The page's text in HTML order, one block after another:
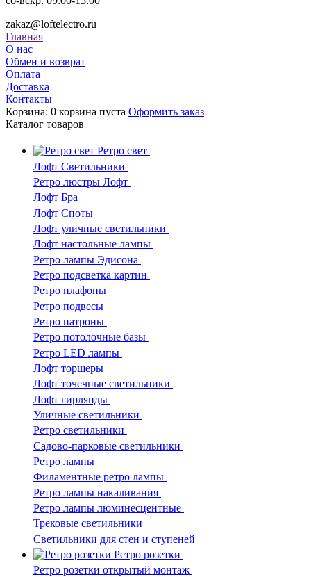
zakaz@loftelectro.ru
Главная
О нас
Обмен и возврат
Оплата
Доставка
Контакты
Корзина: 0 корзина пуста Оформить заказ
Каталог товаров
Ретро свет
Лофт Светильники
Ретро люстры Лофт
Лофт Бра
Лофт Споты
Лофт уличные светильники
Лофт настольные лампы
Ретро лампы Эдисона
Ретро подсветка картин
Ретро плафоны
Ретро подвесы
Ретро патроны
Ретро потолочные базы
Ретро LED лампы
Лофт торшеры
Лофт точечные светильники
Лофт гирлянды
Уличные светильники
Ретро светильники
Садово-парковые светильники
Ретро лампы
Филаментные ретро лампы
Ретро лампы накаливания
Ретро лампы люминесцентные
Трековые светильники
Светильники для стен и ступеней
Ретро розетки
Ретро розетки открытый монтаж